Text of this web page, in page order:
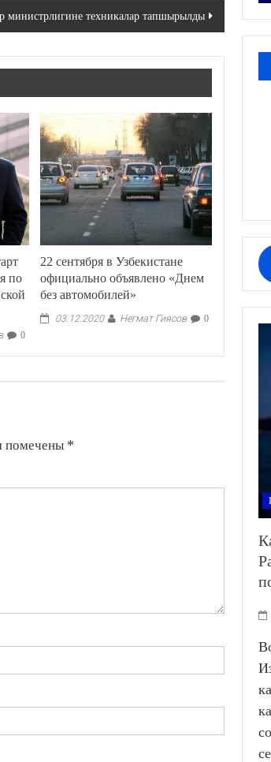
министрлигине техникалар тапшырылды
по
0
22 сентября в Узбекистане
официально объявлено «Днем
без автомобилей»
03.12.2020 Негмат Гиясов 0
помечены *